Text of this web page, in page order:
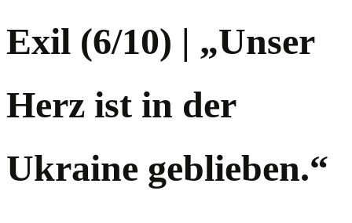
Exil (6/10) | „Unser
Herz ist in der
Ukraine geblieben.“